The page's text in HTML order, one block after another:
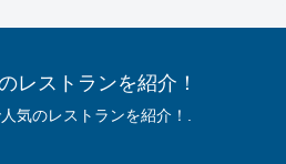
レストランを紹介！
気のレストランを紹介！.